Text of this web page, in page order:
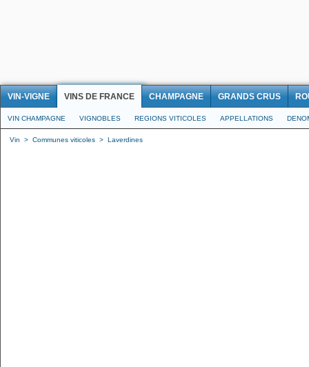
VIN-VIGNE VINS DE FRANCE CHAMPAGNE GRANDS CRUS
VIN CHAMPAGNE VIGNOBLES REGIONS VITICOLES APPELLATIONS
Vin > Communes viticoles > Laverdines